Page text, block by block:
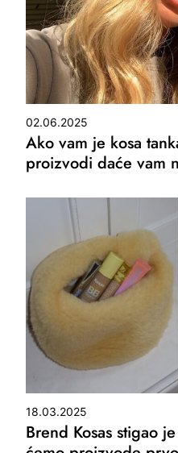
02.06.2025
Ako vam je kosa
proizvodi daće vam
18.03.2025
Brend Kosas stigao